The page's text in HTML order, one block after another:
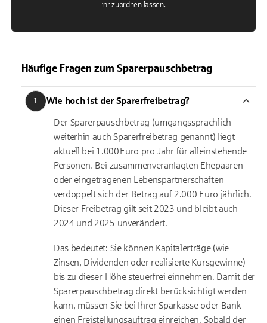
ihr zuordnen lassen.
Häufige Fragen zum Sparerpauschbetrag
1 Wie hoch ist der Sparerfreibetrag?
Der Sparerpauschbetrag (umgangssprachlich
weiterhin auch Sparerfreibetrag genannt) liegt
aktuell bei 1.000 Euro pro Jahr für alleinstehende
Personen. Bei zusammenveranlagten Ehepaaren
oder eingetragenen Lebenspartnerschaften
verdoppelt sich der Betrag auf 2.000 Euro jährlich.
Dieser Freibetrag gilt seit 2023 und bleibt auch
2024 und 2025 unverändert.
Das bedeutet: Sie können Kapitalerträge (wie
Zinsen, Dividenden oder realisierte Kursgewinne)
bis zu dieser Höhe steuerfrei einnehmen. Damit der
Sparerpauschbetrag direkt berücksichtigt werden
kann, müssen Sie bei Ihrer Sparkasse oder Bank
einen Freistellungsauftrag einreichen. Sobald der